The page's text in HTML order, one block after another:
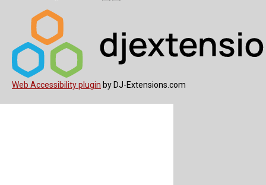
Web Accessibility plugin by DJ-Extensions.com